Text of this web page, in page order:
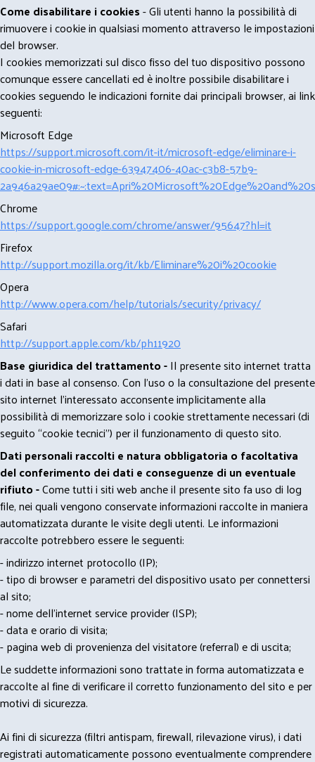
Come disabilitare i cookies- Gli utenti hanno la possibilità di
rimuovere i cookie in qualsiasi momento attraverso le impostazioni
del browser.
I cookies memorizzati sul disco fisso del tuo dispositivo possono
comunque essere cancellati ed è inoltre possibile disabilitare i
cookies seguendo le indicazioni fornite dai principali browser, ai link
seguenti:
Microsoft Edge
https://support.microsoft.com/it-it/microsoft-edge/eliminare-i-
cookie-in-microsoft-edge-63947406-40ac-c3b8-57b9-
Chrome
https://support.google.com/chrome/answer/95647?hl=it
Firefox
http://support.mozilla.org/it/kb/Eliminare%20i%20cookie
Opera
http://www.opera.com/help/tutorials/security/privacy/
Safari
http://support.apple.com/kb/ph11920
Base giuridica del trattamento -Il presente sito internet tratta
i dati in base al consenso. Con l'uso o la consultazione del presente
sito internet l’interessato acconsente implicitamente alla
possibilità di memorizzare solo i cookie strettamente necessari (di
seguito “cookie tecnici”) per il funzionamento di questo sito.
Dati personali raccolti e natura obbligatoria o facoltativa
del conferimento dei dati e conseguenze di un eventuale
rifiuto -Come tutti i siti web anche il presente sito fa uso di log
file, nei quali vengono conservate informazioni raccolte in maniera
automatizzata durante le visite degli utenti. Le informazioni
raccolte potrebbero essere le seguenti:
- indirizzo internet protocollo (IP);
- tipo di browser e parametri del dispositivo usato per connettersi
al sito;
- nome dell'internet service provider (ISP);
- data e orario di visita;
- pagina web di provenienza del visitatore (referral) e di uscita;
Le suddette informazioni sono trattate in forma automatizzata e
raccolte al fine di verificare il corretto funzionamento del sito e per
motivi di sicurezza.
Ai fini di sicurezza (filtri antispam, firewall, rilevazione virus), i dati
registrati automaticamente possono eventualmente comprendere